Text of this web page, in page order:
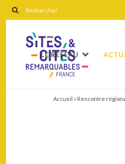
LE RÉSEAU
Accueil » Rencontre